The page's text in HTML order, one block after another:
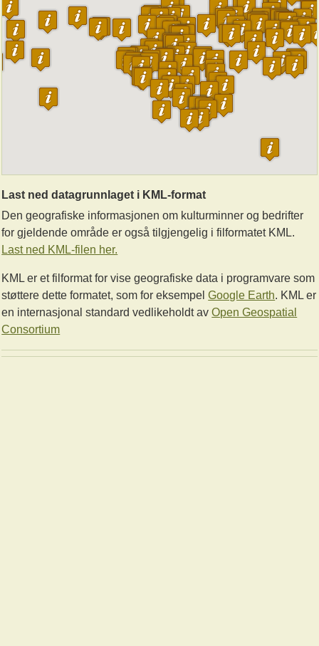
Last ned datagrunnlaget i KML-format
Den geografiske informasjonen om kulturminner og bedrifter
for gjeldende område er også tilgjengelig i filformatet KML.
Last ned KML-filen her.
KML er et filformat for vise geografiske data i programvare som
støttere dette formatet, som for eksempelGoogle Earth. KML er
en internasjonal standard vedlikeholdt avOpen Geospatial
Consortium